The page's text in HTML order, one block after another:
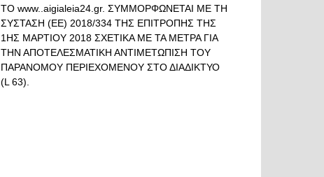
ΤΟ www..aigialeia24.gr. ΣΥΜΜΟΡΦΩΝΕΤΑΙ ΜΕ ΤΗ
ΣΥΣΤΑΣΗ (ΕΕ) 2018/334 ΤΗΣ ΕΠΙΤΡΟΠΗΣ ΤΗΣ
1ΗΣ ΜΑΡΤΙΟΥ 2018 ΣΧΕΤΙΚΑ ΜΕ ΤΑ ΜΕΤΡΑ ΓΙΑ
ΤΗΝ ΑΠΟΤΕΛΕΣΜΑΤΙΚΗ ΑΝΤΙΜΕΤΩΠΙΣΗ ΤΟΥ
ΠΑΡΑΝΟΜΟΥ ΠΕΡΙΕΧΟΜΕΝΟΥ ΣΤΟ ΔΙΑΔΙΚΤΥΟ
(L 63).